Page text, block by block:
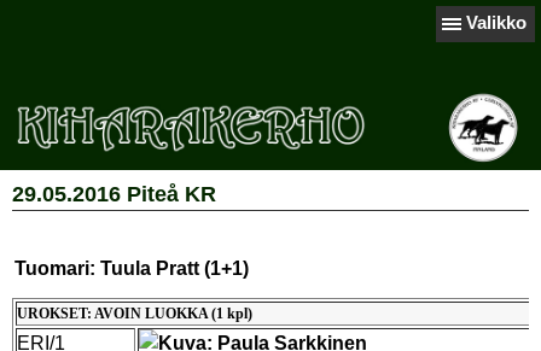
Valikko
29.05.2016 Piteå KR
Tuomari: Tuula Pratt (1+1)
UROKSET: AVOIN LUOKKA (1 kpl)
ERI/1